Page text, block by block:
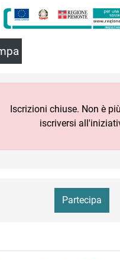
Iscrizioni chiuse. Non è
iscriversi
Partecipa